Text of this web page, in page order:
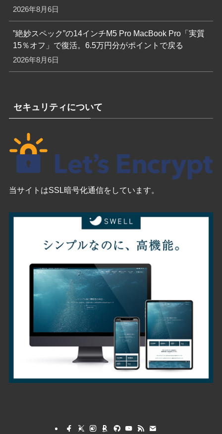
2026年8月6日
”絶妙スペック”の14インチM5 Pro MacBook Pro「実質
15％オフ」で復活。6.5万円分がポイントで戻る
2026年8月6日
セキュリティについて
当サイトはSSL暗号化通信をしています。